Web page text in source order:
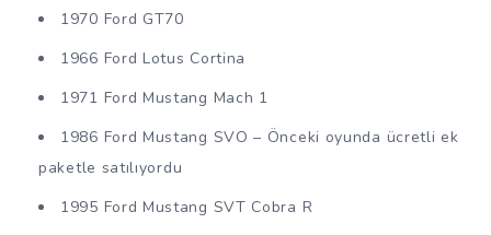
1970 Ford GT70
1966 Ford Lotus Cortina
1971 Ford Mustang Mach 1
1986 Ford Mustang SVO – Önceki oyunda ücretli ek
paketle satılıyordu
1995 Ford Mustang SVT Cobra R